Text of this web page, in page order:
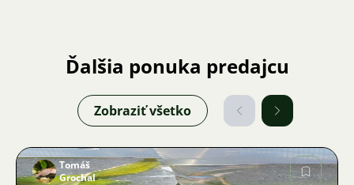
Ďalšia ponuka predajcu
Zobraziť všetko
Tomáš
Grochal